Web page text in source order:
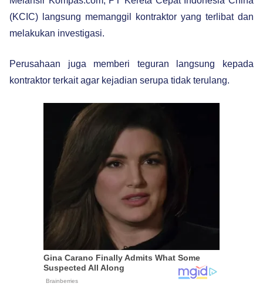
(KCIC) langsung memanggil kontraktor yang terlibat dan
melakukan investigasi.
Perusahaan juga memberi teguran langsung kepada
kontraktor terkait agar kejadian serupa tidak terulang.